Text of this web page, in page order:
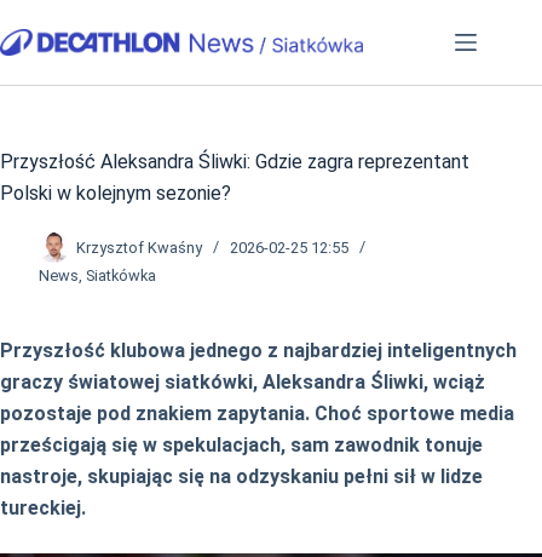
do
Przyszłość Aleksandra Śliwki: Gdzie zagra reprezentant
Polski w kolejnym sezonie?
Krzysztof Kwaśny
2026-02-25 12:55
News, Siatkówka
Przyszłość klubowa jednego z najbardziej inteligentnych
graczy światowej siatkówki, Aleksandra Śliwki, wciąż
pozostaje pod znakiem zapytania. Choć sportowe media
prześcigają się w spekulacjach, sam zawodnik tonuje
nastroje, skupiając się na odzyskaniu pełni sił w lidze
tureckiej.